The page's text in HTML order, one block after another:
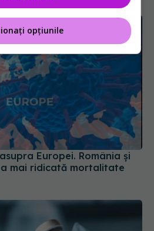
Europei. România și
mai ridicată mortalitate
opțiunile